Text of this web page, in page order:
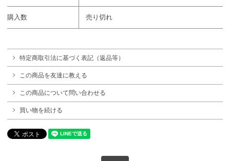
購入数 売り切れ
特定商取引法に基づく表記（返品等）
この商品を友達に教える
この商品について問い合わせる
買い物を続ける